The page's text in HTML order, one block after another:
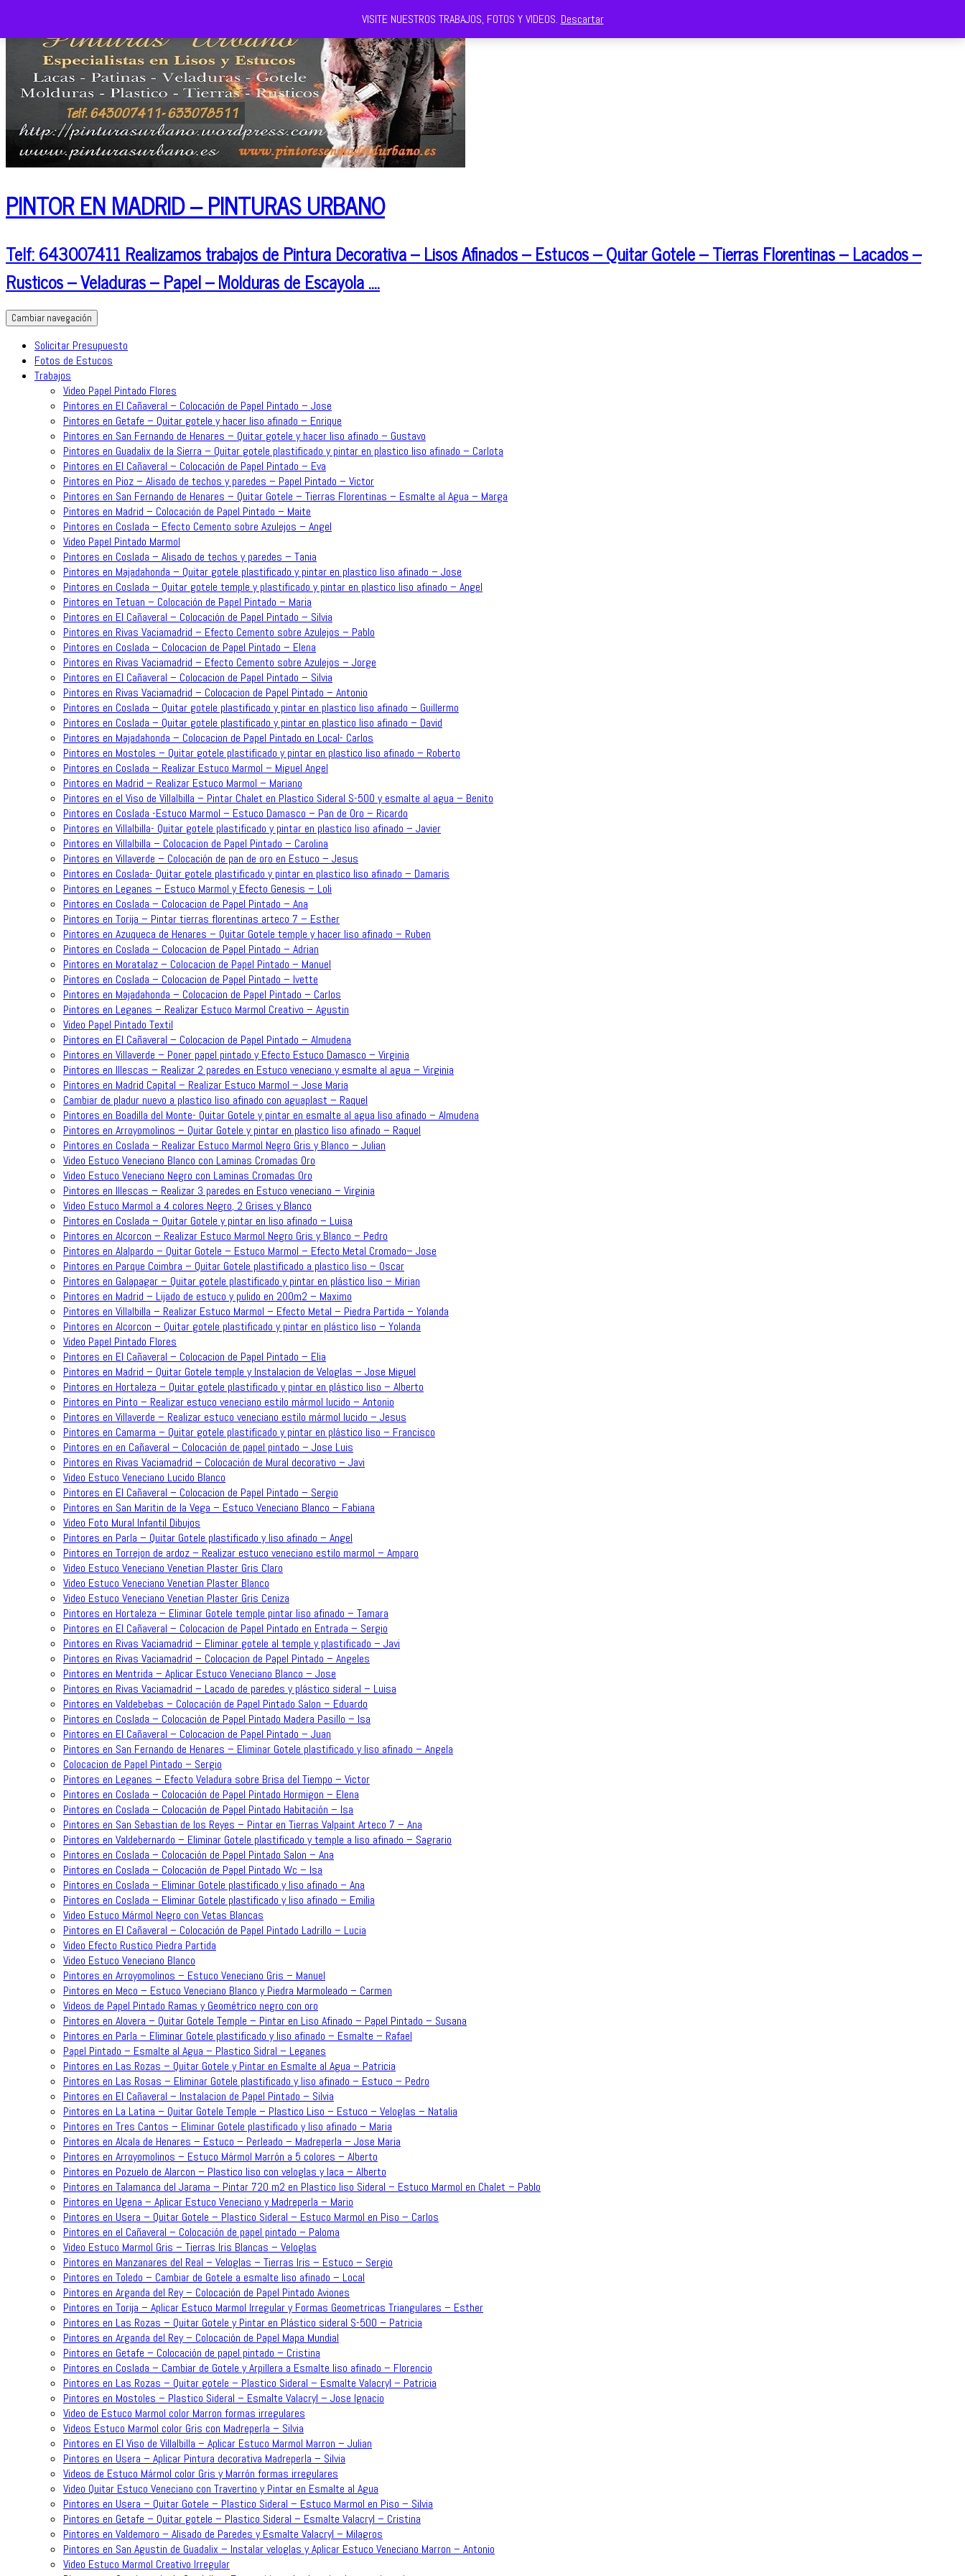
PINTOR EN MADRID – PINTURAS URBANO
Telf: 643007411 Realizamos trabajos de Pintura Decorativa – Lisos Afinados – Estucos – Quitar Gotele – Tierras Florentinas – Lacados –
Rusticos – Veladuras – Papel – Molduras de Escayola ….
Cambiar navegación
Solicitar Presupuesto
Fotos de Estucos
Trabajos
Video Papel Pintado Flores
Pintores en El Cañaveral – Colocación de Papel Pintado – Jose
Pintores en Getafe – Quitar gotele y hacer liso afinado – Enrique
Pintores en San Fernando de Henares – Quitar gotele y hacer liso afinado – Gustavo
Pintores en Guadalix de la Sierra – Quitar gotele plastificado y pintar en plastico liso afinado – Carlota
Pintores en El Cañaveral – Colocación de Papel Pintado – Eva
Pintores en Pioz – Alisado de techos y paredes – Papel Pintado – Victor
Pintores en San Fernando de Henares – Quitar Gotele – Tierras Florentinas – Esmalte al Agua – Marga
Pintores en Madrid – Colocación de Papel Pintado – Maite
Pintores en Coslada – Efecto Cemento sobre Azulejos – Angel
Video Papel Pintado Marmol
Pintores en Coslada – Alisado de techos y paredes – Tania
Pintores en Majadahonda – Quitar gotele plastificado y pintar en plastico liso afinado – Jose
Pintores en Coslada – Quitar gotele temple y plastificado y pintar en plastico liso afinado – Angel
Pintores en Tetuan – Colocación de Papel Pintado – Maria
Pintores en El Cañaveral – Colocación de Papel Pintado – Silvia
Pintores en Rivas Vaciamadrid – Efecto Cemento sobre Azulejos – Pablo
Pintores en Coslada – Colocacion de Papel Pintado – Elena
Pintores en Rivas Vaciamadrid – Efecto Cemento sobre Azulejos – Jorge
Pintores en El Cañaveral – Colocacion de Papel Pintado – Silvia
Pintores en Rivas Vaciamadrid – Colocacion de Papel Pintado – Antonio
Pintores en Coslada – Quitar gotele plastificado y pintar en plastico liso afinado – Guillermo
Pintores en Coslada – Quitar gotele plastificado y pintar en plastico liso afinado – David
Pintores en Majadahonda – Colocacion de Papel Pintado en Local- Carlos
Pintores en Mostoles – Quitar gotele plastificado y pintar en plastico liso afinado – Roberto
Pintores en Coslada – Realizar Estuco Marmol – Miguel Angel
Pintores en Madrid – Realizar Estuco Marmol – Mariano
Pintores en el Viso de Villalbilla – Pintar Chalet en Plastico Sideral S-500 y esmalte al agua – Benito
Pintores en Coslada -Estuco Marmol – Estuco Damasco – Pan de Oro – Ricardo
Pintores en Villalbilla- Quitar gotele plastificado y pintar en plastico liso afinado – Javier
Pintores en Villalbilla – Colocacion de Papel Pintado – Carolina
Pintores en Villaverde – Colocación de pan de oro en Estuco – Jesus
Pintores en Coslada- Quitar gotele plastificado y pintar en plastico liso afinado – Damaris
Pintores en Leganes – Estuco Marmol y Efecto Genesis – Loli
Pintores en Coslada – Colocacion de Papel Pintado – Ana
Pintores en Torija – Pintar tierras florentinas arteco 7 – Esther
Pintores en Azuqueca de Henares – Quitar Gotele temple y hacer liso afinado – Ruben
Pintores en Coslada – Colocacion de Papel Pintado – Adrian
Pintores en Moratalaz – Colocacion de Papel Pintado – Manuel
Pintores en Coslada – Colocacion de Papel Pintado – Ivette
Pintores en Majadahonda – Colocacion de Papel Pintado – Carlos
Pintores en Leganes – Realizar Estuco Marmol Creativo – Agustin
Video Papel Pintado Textil
Pintores en El Cañaveral – Colocacion de Papel Pintado – Almudena
Pintores en Villaverde – Poner papel pintado y Efecto Estuco Damasco – Virginia
Pintores en Illescas – Realizar 2 paredes en Estuco veneciano y esmalte al agua – Virginia
Pintores en Madrid Capital – Realizar Estuco Marmol – Jose Maria
Cambiar de pladur nuevo a plastico liso afinado con aguaplast – Raquel
Pintores en Boadilla del Monte- Quitar Gotele y pintar en esmalte al agua liso afinado – Almudena
Pintores en Arroyomolinos – Quitar Gotele y pintar en plastico liso afinado – Raquel
Pintores en Coslada – Realizar Estuco Marmol Negro Gris y Blanco – Julian
Video Estuco Veneciano Blanco con Laminas Cromadas Oro
Video Estuco Veneciano Negro con Laminas Cromadas Oro
Pintores en Illescas – Realizar 3 paredes en Estuco veneciano – Virginia
Video Estuco Marmol a 4 colores Negro, 2 Grises y Blanco
Pintores en Coslada – Quitar Gotele y pintar en liso afinado – Luisa
Pintores en Alcorcon – Realizar Estuco Marmol Negro Gris y Blanco – Pedro
Pintores en Alalpardo – Quitar Gotele – Estuco Marmol – Efecto Metal Cromado– Jose
Pintores en Parque Coimbra – Quitar Gotele plastificado a plastico liso – Oscar
Pintores en Galapagar – Quitar gotele plastificado y pintar en plástico liso – Mirian
Pintores en Madrid – Lijado de estuco y pulido en 200m2 – Maximo
Pintores en Villalbilla – Realizar Estuco Marmol – Efecto Metal – Piedra Partida – Yolanda
Pintores en Alcorcon – Quitar gotele plastificado y pintar en plástico liso – Yolanda
Video Papel Pintado Flores
Pintores en El Cañaveral – Colocacion de Papel Pintado – Elia
Pintores en Madrid – Quitar Gotele temple y Instalacion de Veloglas – Jose Miguel
Pintores en Hortaleza – Quitar gotele plastificado y pintar en plástico liso – Alberto
Pintores en Pinto – Realizar estuco veneciano estilo mármol lucido – Antonio
Pintores en Villaverde – Realizar estuco veneciano estilo mármol lucido – Jesus
Pintores en Camarma – Quitar gotele plastificado y pintar en plástico liso – Francisco
Pintores en en Cañaveral – Colocación de papel pintado – Jose Luis
Pintores en Rivas Vaciamadrid – Colocación de Mural decorativo – Javi
Video Estuco Veneciano Lucido Blanco
Pintores en El Cañaveral – Colocacion de Papel Pintado – Sergio
Pintores en San Maritin de la Vega – Estuco Veneciano Blanco – Fabiana
Video Foto Mural Infantil Dibujos
Pintores en Parla – Quitar Gotele plastificado y liso afinado – Angel
Pintores en Torrejon de ardoz – Realizar estuco veneciano estilo marmol – Amparo
Video Estuco Veneciano Venetian Plaster Gris Claro
Video Estuco Veneciano Venetian Plaster Blanco
Video Estuco Veneciano Venetian Plaster Gris Ceniza
Pintores en Hortaleza – Eliminar Gotele temple pintar liso afinado – Tamara
Pintores en El Cañaveral – Colocacion de Papel Pintado en Entrada – Sergio
Pintores en Rivas Vaciamadrid – Eliminar gotele al temple y plastificado – Javi
Pintores en Rivas Vaciamadrid – Colocacion de Papel Pintado – Angeles
Pintores en Mentrida – Aplicar Estuco Veneciano Blanco – Jose
Pintores en Rivas Vaciamadrid – Lacado de paredes y plástico sideral – Luisa
Pintores en Valdebebas – Colocación de Papel Pintado Salon – Eduardo
Pintores en Coslada – Colocación de Papel Pintado Madera Pasillo – Isa
Pintores en El Cañaveral – Colocacion de Papel Pintado – Juan
Pintores en San Fernando de Henares – Eliminar Gotele plastificado y liso afinado – Angela
Colocacion de Papel Pintado – Sergio
Pintores en Leganes – Efecto Veladura sobre Brisa del Tiempo – Victor
Pintores en Coslada – Colocación de Papel Pintado Hormigon – Elena
Pintores en Coslada – Colocación de Papel Pintado Habitación – Isa
Pintores en San Sebastian de los Reyes – Pintar en Tierras Valpaint Arteco 7 – Ana
Pintores en Valdebernardo – Eliminar Gotele plastificado y temple a liso afinado – Sagrario
Pintores en Coslada – Colocación de Papel Pintado Salon – Ana
Pintores en Coslada – Colocación de Papel Pintado Wc – Isa
Pintores en Coslada – Eliminar Gotele plastificado y liso afinado – Ana
Pintores en Coslada – Eliminar Gotele plastificado y liso afinado – Emilia
Video Estuco Mármol Negro con Vetas Blancas
Pintores en El Cañaveral – Colocación de Papel Pintado Ladrillo – Lucia
Video Efecto Rustico Piedra Partida
Video Estuco Veneciano Blanco
Pintores en Arroyomolinos – Estuco Veneciano Gris – Manuel
Pintores en Meco – Estuco Veneciano Blanco y Piedra Marmoleado – Carmen
Videos de Papel Pintado Ramas y Geométrico negro con oro
Pintores en Alovera – Quitar Gotele Temple – Pintar en Liso Afinado – Papel Pintado – Susana
Pintores en Parla – Eliminar Gotele plastificado y liso afinado – Esmalte – Rafael
Papel Pintado – Esmalte al Agua – Plastico Sidral – Leganes
Pintores en Las Rozas – Quitar Gotele y Pintar en Esmalte al Agua – Patricia
Pintores en Las Rosas – Eliminar Gotele plastificado y liso afinado – Estuco – Pedro
Pintores en El Cañaveral – Instalacion de Papel Pintado – Silvia
Pintores en La Latina – Quitar Gotele Temple – Plastico Liso – Estuco – Veloglas – Natalia
Pintores en Tres Cantos – Eliminar Gotele plastificado y liso afinado – Maria
Pintores en Alcala de Henares – Estuco – Perleado – Madreperla – Jose Maria
Pintores en Arroyomolinos – Estuco Mármol Marrón a 5 colores – Alberto
Pintores en Pozuelo de Alarcon – Plastico liso con veloglas y laca – Alberto
Pintores en Talamanca del Jarama – Pintar 720 m2 en Plastico liso Sideral – Estuco Marmol en Chalet – Pablo
Pintores en Ugena – Aplicar Estuco Veneciano y Madreperla – Mario
Pintores en Usera – Quitar Gotele – Plastico Sideral – Estuco Marmol en Piso – Carlos
Pintores en el Cañaveral – Colocación de papel pintado – Paloma
Video Estuco Marmol Gris – Tierras Iris Blancas – Veloglas
Pintores en Manzanares del Real – Veloglas – Tierras Iris – Estuco – Sergio
Pintores en Toledo – Cambiar de Gotele a esmalte liso afinado – Local
Pintores en Arganda del Rey – Colocación de Papel Pintado Aviones
Pintores en Torija – Aplicar Estuco Marmol Irregular y Formas Geometricas Triangulares – Esther
Pintores en Las Rozas – Quitar Gotele y Pintar en Plástico sideral S-500 – Patricia
Pintores en Arganda del Rey – Colocación de Papel Mapa Mundial
Pintores en Getafe – Colocación de papel pintado – Cristina
Pintores en Coslada – Cambiar de Gotele y Arpillera a Esmalte liso afinado – Florencio
Pintores en Las Rozas – Quitar gotele – Plastico Sideral – Esmalte Valacryl – Patricia
Pintores en Mostoles – Plastico Sideral – Esmalte Valacryl – Jose Ignacio
Video de Estuco Marmol color Marron formas irregulares
Videos Estuco Marmol color Gris con Madreperla – Silvia
Pintores en El Viso de Villalbilla – Aplicar Estuco Marmol Marron – Julian
Pintores en Usera – Aplicar Pintura decorativa Madreperla – Silvia
Videos de Estuco Mármol color Gris y Marrón formas irregulares
Video Quitar Estuco Veneciano con Travertino y Pintar en Esmalte al Agua
Pintores en Usera – Quitar Gotele – Plastico Sideral – Estuco Marmol en Piso – Silvia
Pintores en Getafe – Quitar gotele – Plastico Sideral – Esmalte Valacryl – Cristina
Pintores en Valdemoro – Alisado de Paredes y Esmalte Valacryl – Milagros
Pintores en San Agustin de Guadalix – Instalar veloglas y Aplicar Estuco Veneciano Marron – Antonio
Video Estuco Marmol Creativo Irregular
VISITE NUESTROS TRABAJOS, FOTOS Y VIDEOS. Descartar